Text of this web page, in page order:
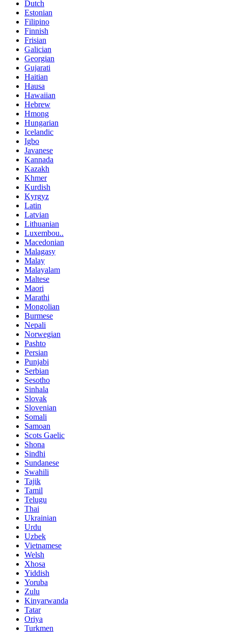
Dutch
Estonian
Filipino
Finnish
Frisian
Galician
Georgian
Gujarati
Haitian
Hausa
Hawaiian
Hebrew
Hmong
Hungarian
Icelandic
Igbo
Javanese
Kannada
Kazakh
Khmer
Kurdish
Kyrgyz
Latin
Latvian
Lithuanian
Luxembou..
Macedonian
Malagasy
Malay
Malayalam
Maltese
Maori
Marathi
Mongolian
Burmese
Nepali
Norwegian
Pashto
Persian
Punjabi
Serbian
Sesotho
Sinhala
Slovak
Slovenian
Somali
Samoan
Scots Gaelic
Shona
Sindhi
Sundanese
Swahili
Tajik
Tamil
Telugu
Thai
Ukrainian
Urdu
Uzbek
Vietnamese
Welsh
Xhosa
Yiddish
Yoruba
Zulu
Kinyarwanda
Tatar
Oriya
Turkmen